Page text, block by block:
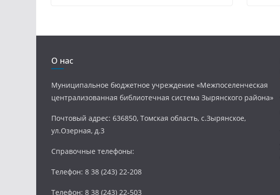
О нас
Муниципальное бюджетное учреждение «Межпоселенческая
централизованная библиотечная система Зырянского района»
Почтовый адрес: 636850, Томская область, с.Зырянское,
ул.Озерная, д.3
Справочные телефоны:
Телефон: 8 38 (243) 22-208
Телефон: 8 38 (243) 22-503